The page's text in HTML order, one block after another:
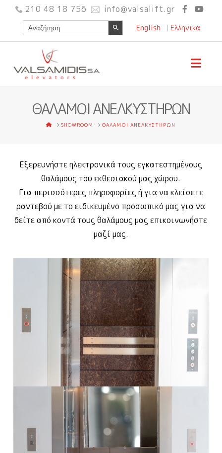
210 48 18 756 info@valsalift.gr
Search
for:
Search Button
English Ελληνικα
ΘΑΛΑΜΟΙ ΑΝΕΛΚΥΣΤΗΡΩΝ
HOMESHOWROOM ΘΑΛΑΜΟΙ ΑΝΕΛΚΥΣΤΗΡΩΝ
Εξερευνήστε ηλεκτρονικά τους εγκατεστημένους
θαλάμους του εκθεσιακού μας χώρου.
Για περισσότερες πληροφορίες ή για να κλείσετε
ραντεβού με το ειδικευμένο προσωπικό μας για να
δείτε από κοντά τους θαλάμους μας επικοινωνήστε
μαζί μας.
Θάλαμος Valsa1
Περισσότερα
Θάλαμος Valsa2